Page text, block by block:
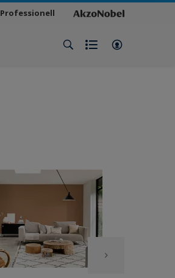
Professionell